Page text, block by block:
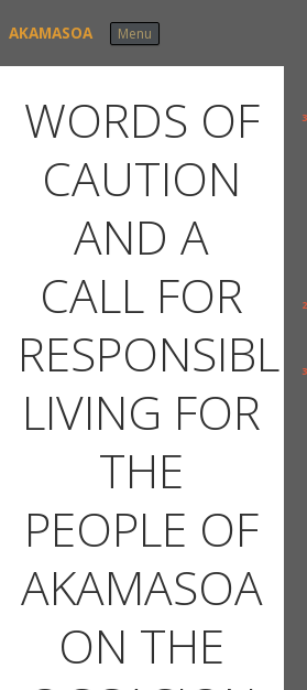
AKAMASOA Menu
WORDS OF
CAUTION
AND A
CALL FOR
RESPONSIBLE
LIVING FOR
THE
PEOPLE OF
AKAMASOA
ON THE